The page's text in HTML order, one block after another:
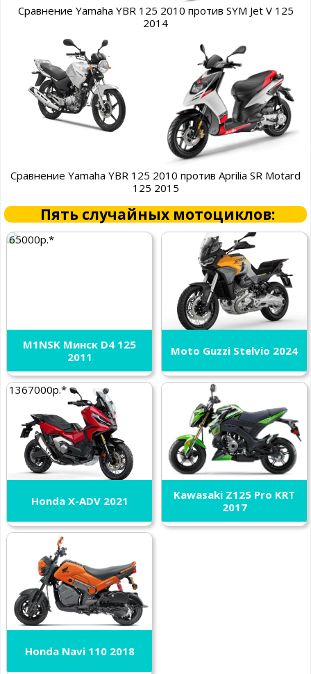
Сравнение Yamaha YBR 125 2010 против SYM Jet V 125
2014
Сравнение Yamaha YBR 125 2010 против Aprilia SR Motard
125 2015
Пять случайных мотоциклов:
65000р.*
M1NSK Минск D4 125
2011
Moto Guzzi Stelvio 2024
1367000р.*
Honda X-ADV 2021
Kawasaki Z125 Pro KRT
2017
Honda Navi 110 2018